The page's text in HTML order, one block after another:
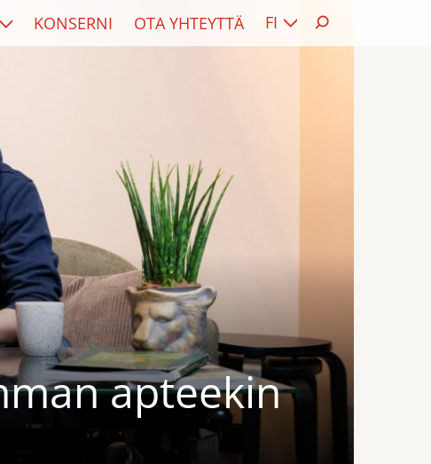
KONSERNI OTA YHTEYTTÄ FI
apteekin